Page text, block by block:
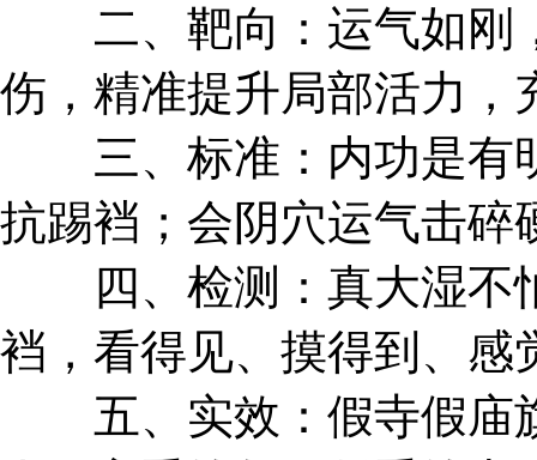
二、靶向：运气如刚
伤，精准提升局部活力，
三、标准：内功是有
抗踢裆；会阴穴运气击碎
四、检测：真大湿不
裆，看得见、摸得到、感
五、实效：假寺假庙